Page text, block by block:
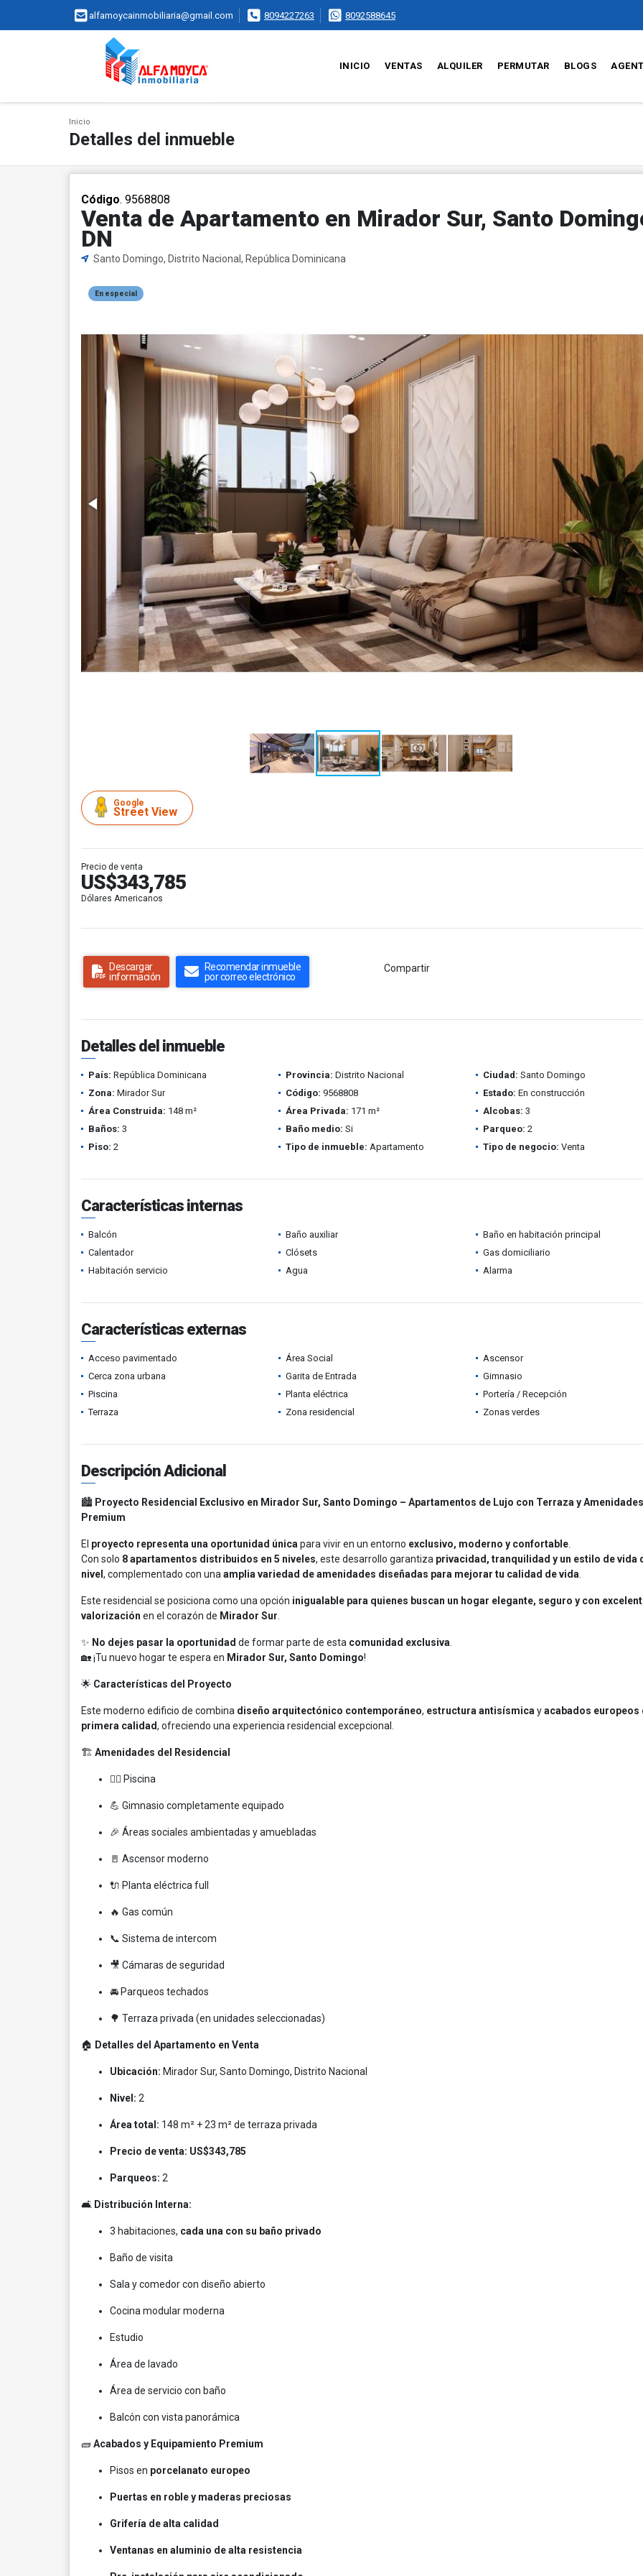
alfamoycainmobiliaria@gmail.com 8094227263 8092588645
INICIO VENTAS ALQUILER PERMUTAR BLOGS
Inicio
Detalles del inmueble
Código. 9568808
Venta de Apartamento en Mirador Sur, Santo
DN
Santo Domingo, Distrito Nacional, República Dominicana
En especial
Google
Street View
Precio de venta
US$343,785
Dólares Americanos
Descargar
información
Recomendar inmueble
por correo electrónico
Compartir
Detalles del inmueble
País: República Dominicana Provincia: Distrito Nacional Ciudad: Santo Domingo
Zona: Mirador Sur Código: 9568808 Estado: En construcción
Área Construida: 148 m² Área Privada: 171 m² Alcobas: 3
Baños: 3 Baño medio: Si Parqueo: 2
Piso: 2 Tipo de inmueble: Apartamento Tipo de negocio: Venta
Características internas
Balcón Baño auxiliar
Baño en habitación principal
Calentador
Clósets
Gas domiciliario
Habitación servicio
Agua Alarma
Características externas
Acceso pavimentado Área Social
Ascensor
Cerca zona urbana
Garita de Entrada
Gimnasio
Piscina
Planta eléctrica
Portería / Recepción
Terraza
Zona residencial Zonas verdes
Descripción Adicional
🏙️ Proyecto Residencial Exclusivo en Mirador Sur, Santo Domingo – Apartamentos de Lujo con Terraza y Amenidades
Premium
El proyecto representa una oportunidad única para vivir en un entorno exclusivo, moderno y confortable
Con solo 8 apartamentos distribuidos en 5 niveles, este desarrollo garantiza privacidad, tranquilidad y un estilo de vida
nivel , complementado con una amplia variedad de amenidades diseñadas para mejorar tu calidad de vida
Este residencial se posiciona como una opción inigualable para quienes buscan un hogar elegante, seguro y con
valorización en el corazón de Mirador Sur
✨ No dejes pasar la oportunidad de formar parte de esta comunidad exclusiva
🏡 ¡Tu nuevo hogar te espera en Mirador Sur, Santo Domingo!
🌟 Características del Proyecto
Este moderno edificio de combina diseño arquitectónico contemporáneo, estructura antisísmica yacabados europeos
primera calidad, ofreciendo una experiencia residencial excepcional.
🏗️ Amenidades del Residencial
🏊‍♂️ Piscina
💪 Gimnasio completamente equipado
🎉 Áreas sociales ambientadas y amuebladas
🚪 Ascensor moderno
🔌 Planta eléctrica full
🔥 Gas común
📞 Sistema de intercom
🎥 Cámaras de seguridad
🚘 Parqueos techados
🌳 Terraza privada (en unidades seleccionadas)
🏠 Detalles del Apartamento en Venta
Ubicación: Mirador Sur, Santo Domingo, Distrito Nacional
Nivel: 2
Área total: 148 m² + 23 m² de terraza privada
Precio de venta: US$343,785
Parqueos: 2
🛋️ Distribución Interna:
3 habitaciones, cada una con su baño privado
Baño de visita
Sala y comedor con diseño abierto
Cocina modular moderna
Estudio
Área de lavado
Área de servicio con baño
Balcón con vista panorámica
🧱Acabados y Equipamiento Premium
Pisos en porcelanato europeo
Puertas en roble y maderas preciosas
Grifería de alta calidad
Ventanas en aluminio de alta resistencia